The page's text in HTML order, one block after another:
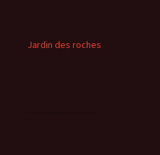
Jardin des roches